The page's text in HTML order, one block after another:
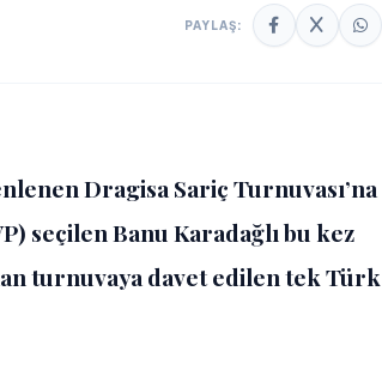
PAYLAŞ:
Dragisa Sariç Turnuvası’na
seçilen Banu Karadağlı bu kez
turnuvaya davet edilen tek Türk